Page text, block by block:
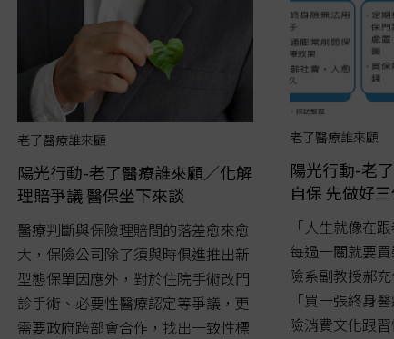
老了醫療誰來顧
陽光行動-老了醫療誰來顧／化解
理賠爭議 醫保坐下來談
醫療判斷與保險理賠間的落差愈來愈
大，保險公司除了須與時俱進推出新
型態保單因應外，對於住院手術改門
診手術、必要性醫療認定等爭議，更
需要政府跨部會合作，找出一致性標
老了醫療誰來顧
陽光行動-老
自保 先做好
「人生就像在
每過一關就要
險系副教授郝
「買一張終身
險消費文化跟